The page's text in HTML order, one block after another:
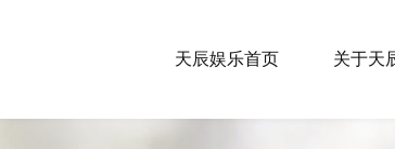
天辰娱乐首页 关于天